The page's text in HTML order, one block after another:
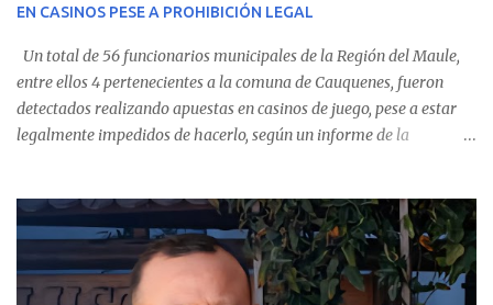
evolución favorable. No obstante, alrededo...
EN CASINOS PESE A PROHIBICIÓN LEGAL
Un total de 56 funcionarios municipales de la Región del Maule,
entre ellos 4 pertenecientes a la comuna de Cauquenes, fueron
detectados realizando apuestas en casinos de juego, pese a estar
legalmente impedidos de hacerlo, según un informe de la
estableció que estos funcionarios —quienes administran o
custodian fondos públicos— efectuaron transacciones por un
monto total de $116.075.918 entre enero de 2024 y junio de 2025.
En el detalle regional, se indica que en la comuna de Cauquenes se